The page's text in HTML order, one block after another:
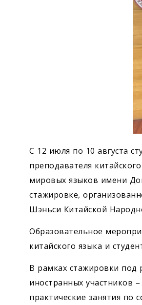
С 12 июля по 10 августа
преподавателя
мировых языков имени
стажировке,
Шэньси Китайской
Образовательное
китайского языка и
В рамках стажировки под
иностранных участников
практические занятия по